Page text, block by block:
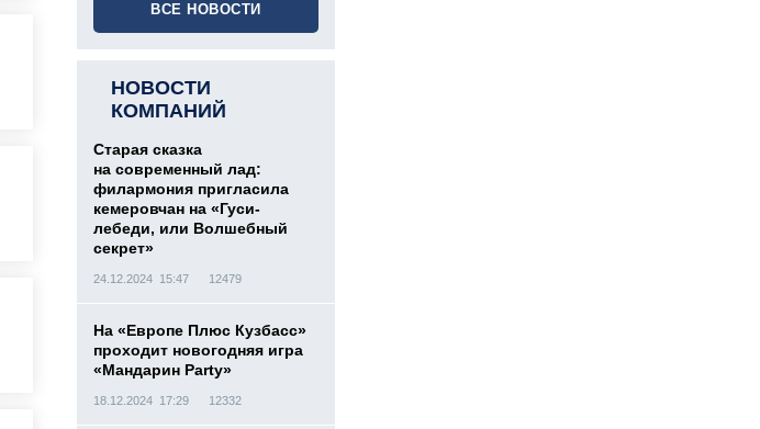
ВСЕ НОВОСТИ
НОВОСТИ
КОМПАНИЙ
Старая сказка
на современный лад:
филармония пригласила
кемеровчан на «Гуси-
лебеди, или Волшебный
секрет»
24.12.2024 15:47 12479
На «Европе Плюс Кузбасс»
проходит новогодняя игра
«Мандарин Party»
18.12.2024 17:29 12332